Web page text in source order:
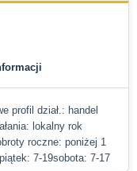
profil dział.: handel
lokalny rok
roczne: poniżej 1
7-19sobota: 7-17